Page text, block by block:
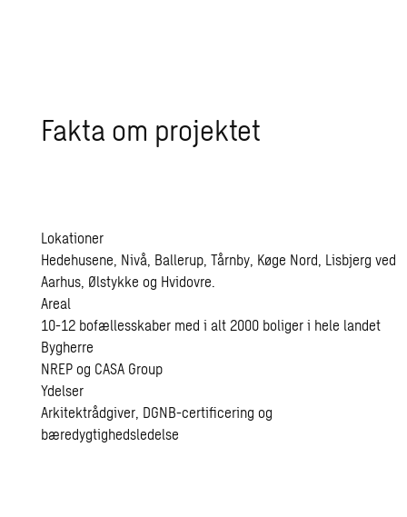
Fakta om pro­jek­tet
Lokationer
Hedehusene, Nivå, Ballerup, Tårnby, Køge Nord, Lisbjerg ved
Aarhus, Ølstykke og Hvidovre.
Areal
10-12 bofællesskaber med i alt 2000 boliger i hele landet
Bygherre
NREP og CASA Group
Ydelser
Arkitektrådgiver, DGNB-certificering og
bæredygtighedsledelse